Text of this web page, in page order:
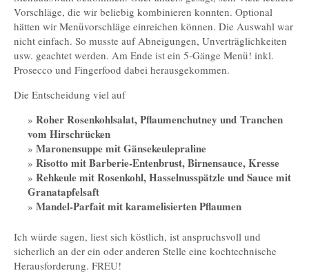
Vorschläge, die wir beliebig kombinieren konnten. Optional
hätten wir Menüvorschläge einreichen können. Die Auswahl war
nicht einfach. So musste auf Abneigungen, Unverträglichkeiten
usw. geachtet werden. Am Ende ist ein 5-Gänge Menü! inkl.
Prosecco und Fingerfood dabei herausgekommen.
Die Entscheidung viel auf
Roher Rosenkohlsalat, Pflaumenchutney und Tranchen
vom Hirschrücken
Maronensuppe mit Gänsekeulepraline
Risotto mit Barberie-Entenbrust, Birnensauce, Kresse
Rehkeule mit Rosenkohl, Hasselnusspätzle und Sauce mit
Granatapfelsaft
Mandel-Parfait mit karamelisierten Pflaumen
Ich würde sagen, liest sich köstlich, ist anspruchsvoll und
sicherlich an der ein oder anderen Stelle eine kochtechnische
Herausforderung. FREU!